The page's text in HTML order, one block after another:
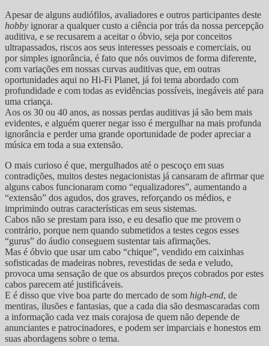
Apesar de alguns audiófilos, avaliadores e outros participantes deste
hobby ignorar a qualquer custo a ciência por trás da nossa percepção
auditiva, e se recusarem a aceitar o óbvio, seja por conceitos
ultrapassados, riscos aos seus interesses pessoais e comerciais, ou
por simples ignorância, é fato que nós ouvimos de forma diferente,
com variações em nossas curvas auditivas que, em outras
oportunidades aqui no Hi-Fi Planet, já foi tema abordado com
profundidade e com todas as evidências possíveis, inegáveis até para
uma criança.
Aos os 30 ou 40 anos, as nossas perdas auditivas já são bem mais
evidentes, e alguém querer negar isso é mergulhar na mais profunda
ignorância e perder uma grande oportunidade de poder apreciar a
música em toda a sua extensão.
O mais curioso é que, mergulhados até o pescoço em suas
contradições, muitos destes negacionistas já cansaram de afirmar que
alguns cabos funcionaram como “equalizadores”, aumentando a
“extensão” dos agudos, dos graves, reforçando os médios, e
imprimindo outras características em seus sistemas.
Cabos não se prestam para isso, e eu desafio que me provem o
contrário, porque nem quando submetidos a testes cegos esses
“gurus” do áudio conseguem sustentar tais afirmações.
Mas é óbvio que usar um cabo “chique”, vendido em caixinhas
sofisticadas de madeiras nobres, revestidas de seda e veludo,
provoca uma sensação de que os absurdos preços cobrados por estes
cabos parecem até justificáveis.
E é disso que vive boa parte do mercado de som high-end, de
mentiras, ilusões e fantasias, que a cada dia são desmascaradas com
a informação cada vez mais corajosa de quem não depende de
anunciantes e patrocinadores, e podem ser imparciais e honestos em
suas abordagens sobre o tema.